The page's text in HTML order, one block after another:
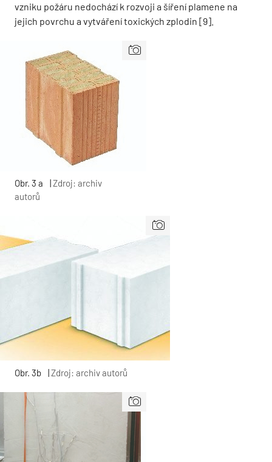
vzniku požáru nedochází k rozvoji a šíření plamene na
jejich povrchu a vytváření toxických zplodin [9].
Obr. 3 a |Zdroj: archiv
autorů
Obr. 3b |Zdroj: archiv autorů